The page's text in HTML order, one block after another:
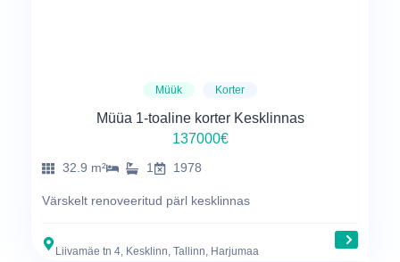
Müük Korter
Müüa 1-toaline korter Kesklinnas
137000€
32.9 m² 1 1978
Värskelt renoveeritud pärl kesklinnas
Liivamäe tn 4, Kesklinn, Tallinn, Harjumaa